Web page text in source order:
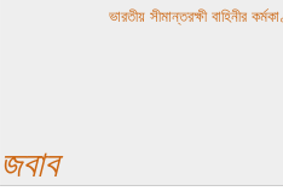
ভারতীয় সীমান্তরক্ষী বাহিনীর
জবাব